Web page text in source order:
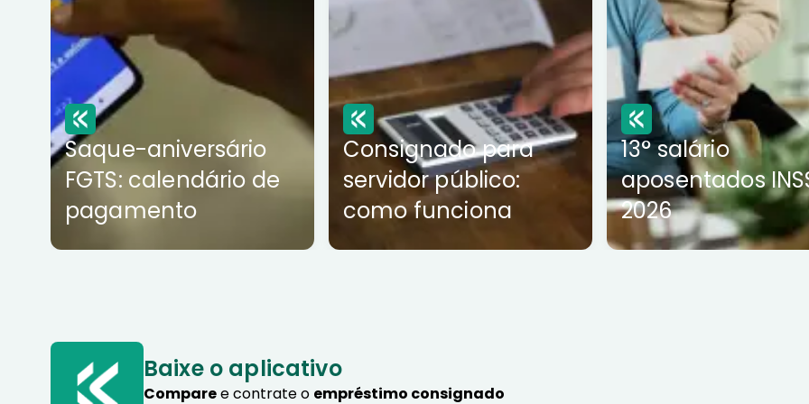
Saque-aniversário
FGTS: calendário de
pagamento
Consignado para
servidor público:
como funciona
13° salário
aposentados
2026
Baixe o aplicativo
Comparee contrate o empréstimo consignado